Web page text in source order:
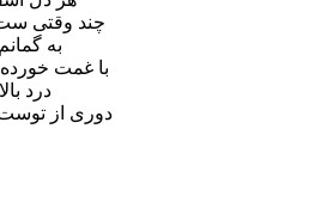
چند وقتی ست
به
با غمت
درد
دوری از توست